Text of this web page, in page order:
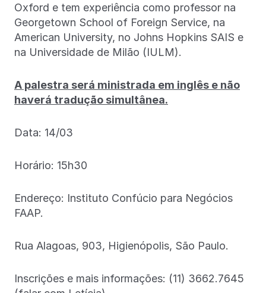
Oxford e tem experiência como professor na
Georgetown School of Foreign Service, na
American University, no Johns Hopkins SAIS e
na Universidade de Milão (IULM).
A palestra será ministrada em inglês e não
haverá tradução simultânea.
Data: 14/03
Horário: 15h30
Endereço: Instituto Confúcio para Negócios
FAAP.
Rua Alagoas, 903, Higienópolis, São Paulo.
Inscrições e mais informações: (11) 3662.7645